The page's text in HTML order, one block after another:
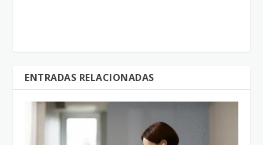
ENTRADAS RELACIONADAS